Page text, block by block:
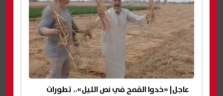
عاجل| «خدوا القمح في نص الليل».. تطورات